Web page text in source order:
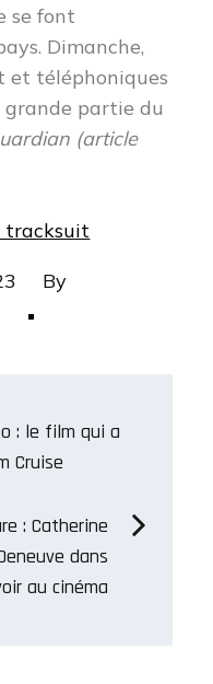
se font
Dimanche,
et téléphoniques
partie du
(article
tracksuit
By
: le film qui a
Cruise
: Catherine
dans
au cinéma